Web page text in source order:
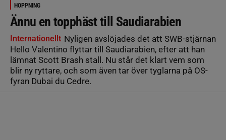
HOPPNING
Ännu en topphäst till Saudiarabien
Internationellt Nyligen avslöjades det att SWB-stjärnan
Hello Valentino flyttar till Saudiarabien, efter att han
lämnat Scott Brash stall. Nu står det klart vem som
blir ny ryttare, och som även tar över tyglarna på OS-
fyran Dubai du Cedre.